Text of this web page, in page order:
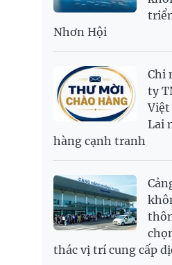
USD
26,000
Nhơn Hội
Chi
ty
Việt
Lai
hàng cạnh tranh
thác vị trí cung cấp